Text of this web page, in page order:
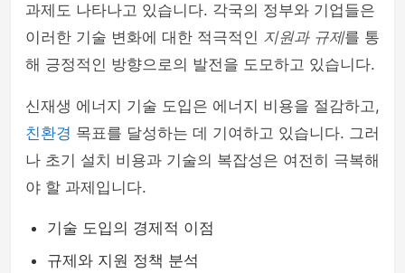
과제도 나타나고 있습니다. 각국의 정부와 기업들은
이러한 기술 변화에 대한 적극적인 지원과 규제를 통
해 긍정적인 방향으로의 발전을 도모하고 있습니다.
신재생 에너지 기술 도입은 에너지 비용을 절감하고,
친환경 목표를 달성하는 데 기여하고 있습니다. 그러
나 초기 설치 비용과 기술의 복잡성은 여전히 극복해
야 할 과제입니다.
기술 도입의 경제적 이점
규제와 지원 정책 분석